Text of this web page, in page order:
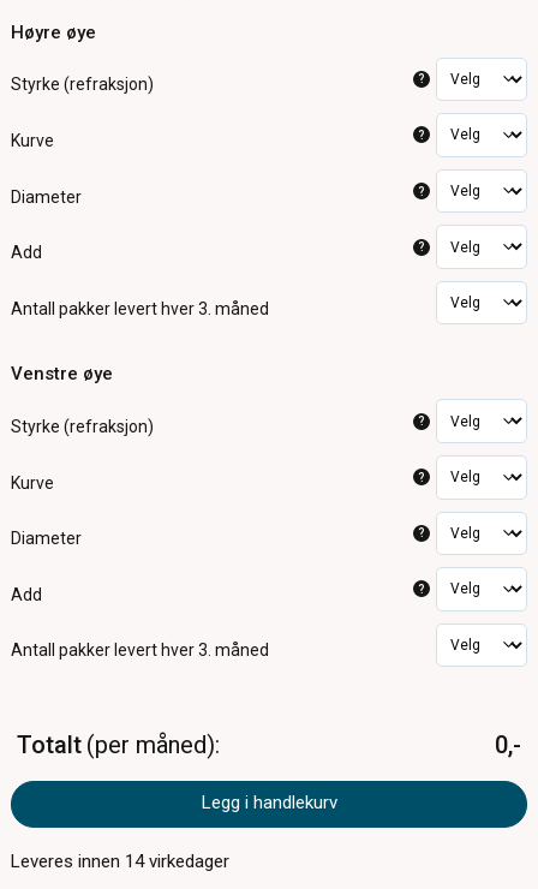
Høyre øye
Styrke (refraksjon) ?
Kurve ?
Diameter ?
Add ?
Antall pakker levert hver 3. måned
Venstre øye
Styrke (refraksjon) ?
Kurve ?
Diameter ?
Add ?
Antall pakker levert hver 3. måned
Totalt per måned 0,-
Legg i handlekurv
Leveres innen 14virkedager